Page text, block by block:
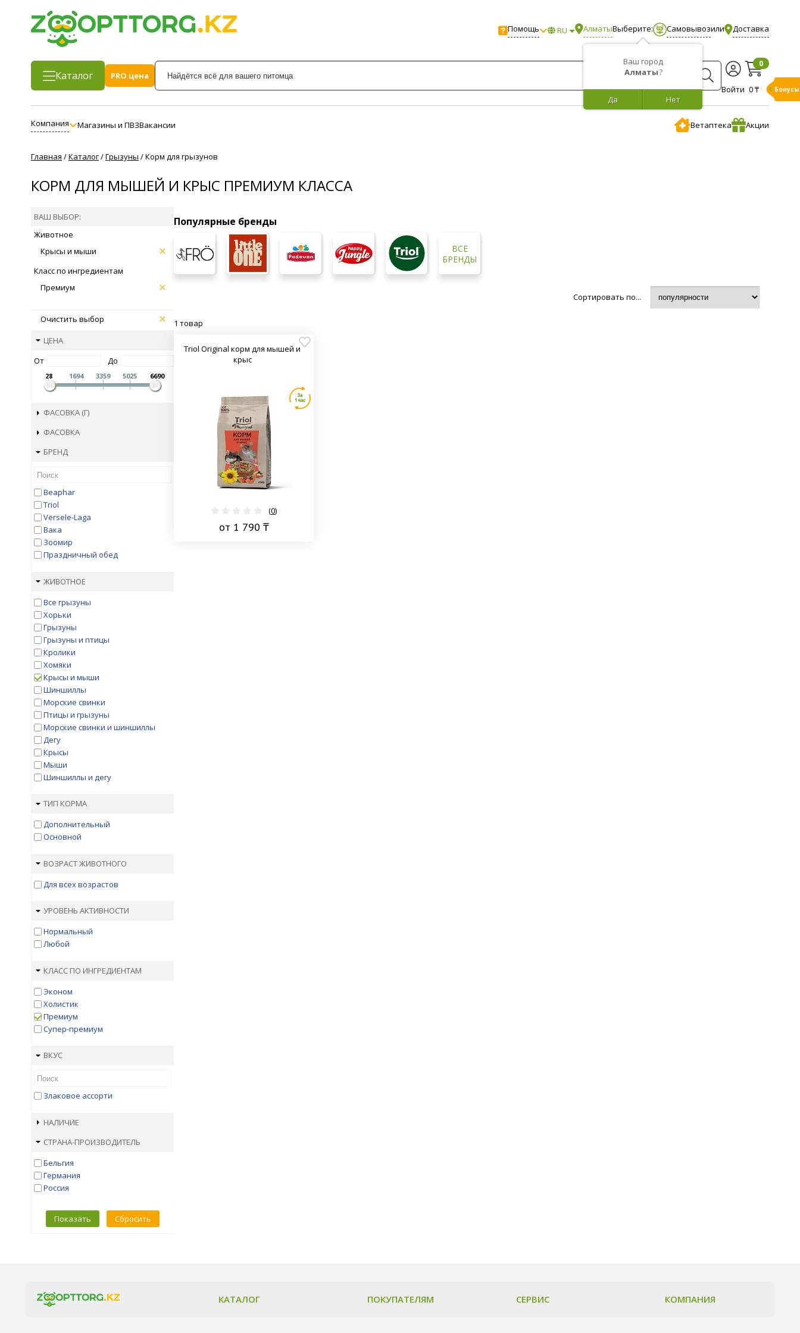
Помощь RU Алматы
Ваш город
Алматы?
Нет
Да
Выберите: Самовывозили Доставка
Каталог
PRO цена
Войти
0
0 ₸
Компания Магазины и ПВЗВакансии Ветаптека Акции
Главная /Каталог/Грызуны /Корм для грызунов
КОРМ ДЛЯ МЫШЕЙ И КРЫС ПРЕМИУМ КЛАССА
ВАШ ВЫБОР:
Животное
Крысы и мыши
Класс по ингредиентам
Премиум
Очистить выбор
ЦЕНА
От
До
28 1694 3359 5025 6690
ФАСОВКА (Г)
ФАСОВКА
БРЕНД
Beaphar
Triol
Versele-Laga
Вака
Зоомир
Праздничный обед
ЖИВОТНОЕ
Все грызуны
Хорьки
Грызуны
Грызуны и птицы
Кролики
Хомяки
Крысы и мыши
Шиншиллы
Морские свинки
Птицы и грызуны
Морские свинки и шиншиллы
Дегу
Крысы
Мыши
Шиншиллы и дегу
ТИП КОРМА
Дополнительный
Основной
ВОЗРАСТ ЖИВОТНОГО
Для всех возрастов
УРОВЕНЬ АКТИВНОСТИ
Нормальный
Любой
КЛАСС ПО ИНГРЕДИЕНТАМ
Эконом
Холистик
Премиум
Супер-премиум
ВКУС
Злаковое ассорти
НАЛИЧИЕ
СТРАНА-ПРОИЗВОДИТЕЛЬ
Бельгия
Германия
Россия
Показать Сбросить
Популярные бренды
ВСЕ
БРЕНДЫ
Сортировать по...
1 товар
Triol Original корм для мышей и
крыс
(0)
от 1 790 ₸
КАТАЛОГ ПОКУПАТЕЛЯМ СЕРВИС КОМПАНИЯ
Бонусы